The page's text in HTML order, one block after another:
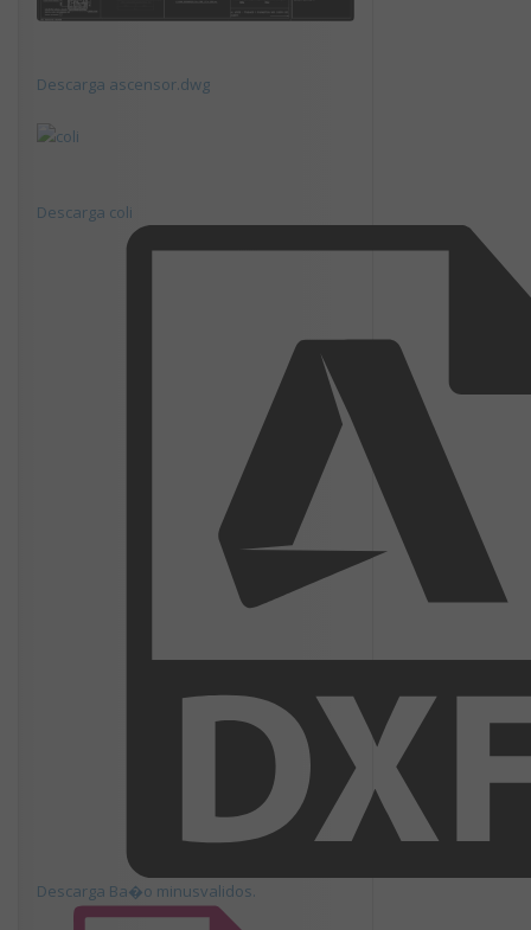
Descarga ascensor.dwg
Descarga coli
Descarga Ba�o minusvalidos.